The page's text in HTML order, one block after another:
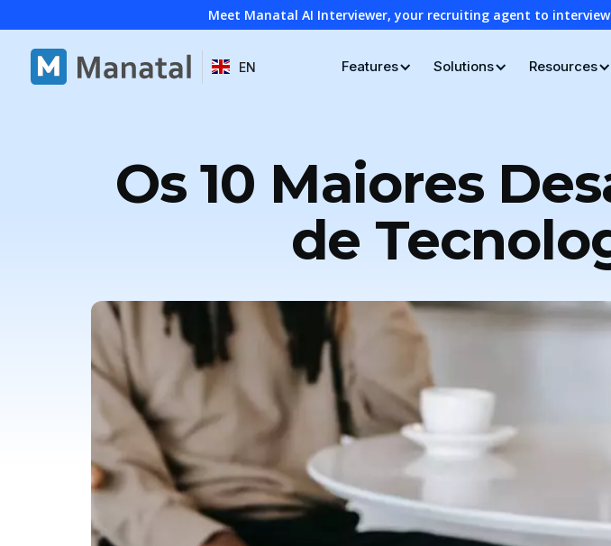
Meet Manatal AI Interviewer, your recruiting agent to
EN Features Solutions Resources
Os 10 Maiores
de